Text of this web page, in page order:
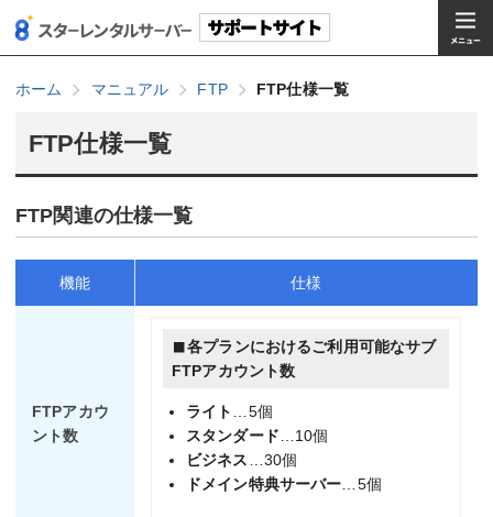
ホーム マニュアル FTP FTP仕様一覧
FTP仕様一覧
FTP関連の仕様一覧
機能 仕様
FTPアカウ
ント数
各プランにおけるご利用可能なサブ
FTPアカウント数
ライト
…5個
スタンダード …10個
ビジネス …30個
ドメイン特典サーバー …5個